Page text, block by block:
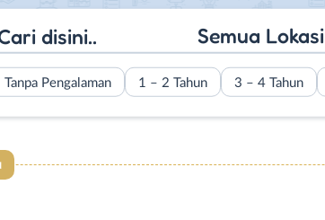
Semua Lokasi
Tanpa Pengalaman 1 – 2 Tahun 3 – 4 Tahun